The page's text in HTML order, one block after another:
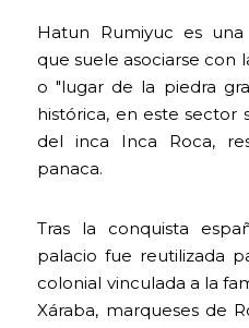
Hatun Rumiyuc es
que suele asociarse con
o "lugar de la piedra
histórica, en este sector
del inca Inca Roca,
panaca.
Tras la conquista
palacio fue reutilizada
colonial vinculada a la
Xáraba, marqueses de